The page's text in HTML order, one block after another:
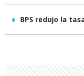
BPS redujo la